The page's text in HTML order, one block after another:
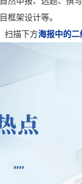
框架设计等。
扫描下方海报中的二